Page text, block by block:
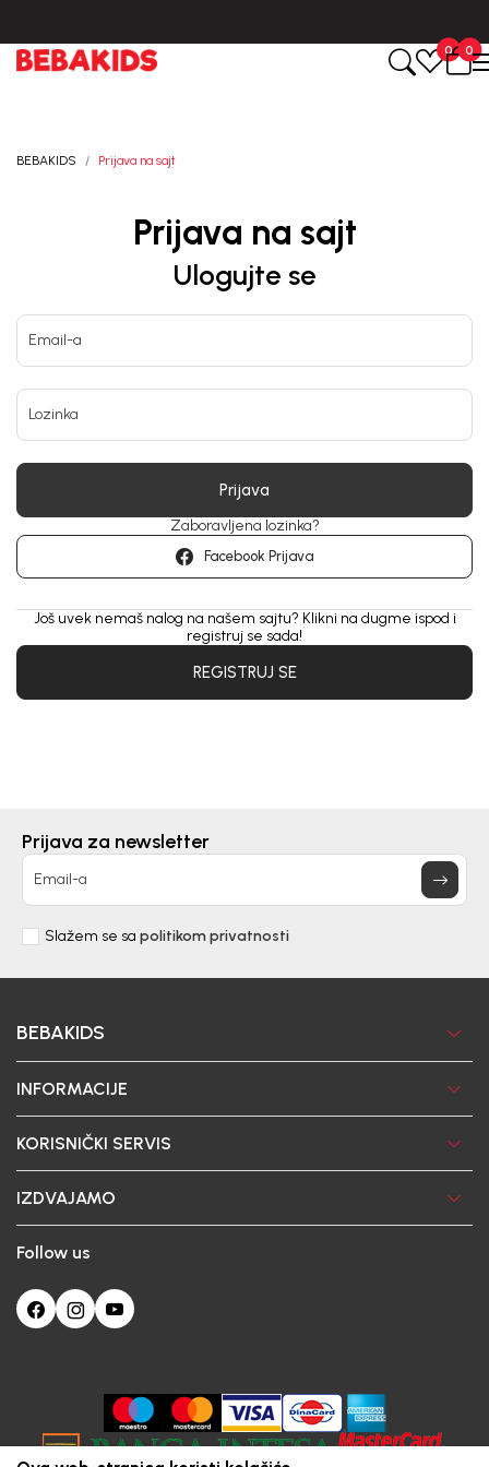
0
0
BEBAKIDS Prijava na sajt
Prijava na sajt
Ulogujte se
Email-a
Lozinka
Prijava
Zaboravljena lozinka?
Facebook Prijava
Još uvek nemaš nalog na našem sajtu? Klikni na dugme ispod i
registruj se sada!
REGISTRUJ SE
Prijava za newsletter
Email-a
Slažem se sa politikom privatnosti
BEBAKIDS
INFORMACIJE
KORISNIČKI SERVIS
IZDVAJAMO
Follow us